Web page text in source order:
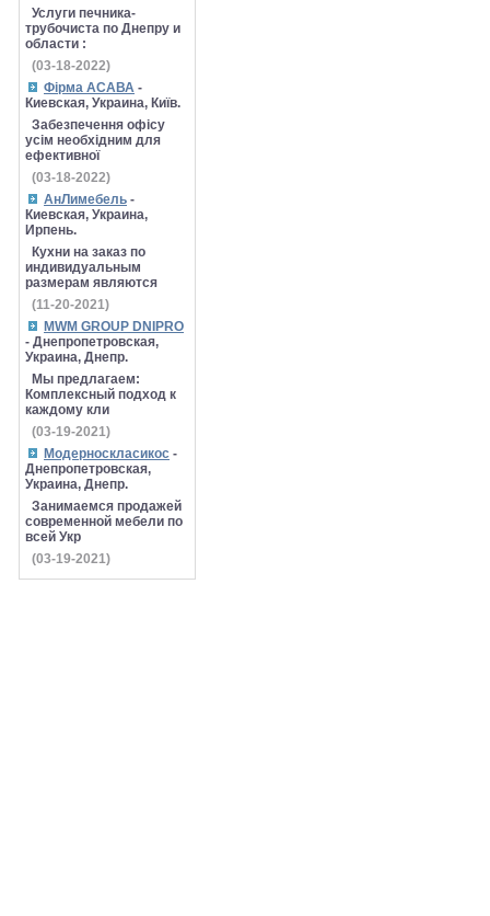
Услуги печника-
трубочиста по Днепру и
области :
(03-18-2022)
Фірма АСАВА -
Киевская, Украина, Київ.
Забезпечення офісу
усім необхідним для
ефективної
(03-18-2022)
АнЛимебель -
Киевская, Украина,
Ирпень.
Кухни на заказ по
индивидуальным
размерам являются
(11-20-2021)
MWM GROUP DNIPRO
- Днепропетровская,
Украина, Днепр.
Мы предлагаем:
Комплексный подход к
каждому кли
(03-19-2021)
Модерноскласикос -
Днепропетровская,
Украина, Днепр.
Занимаемся продажей
современной мебели по
всей Укр
(03-19-2021)